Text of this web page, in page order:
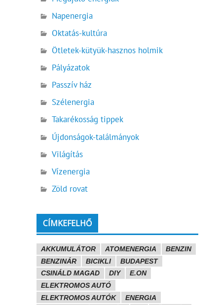
Napenergia
Oktatás-kultúra
Ötletek-kütyük-hasznos holmik
Pályázatok
Passzív ház
Szélenergia
Takarékosság tippek
Újdonságok-találmányok
Világítás
Vízenergia
Zöld rovat
CÍMKEFELHŐ
AKKUMULÁTOR ATOMENERGIA
BENZIN
BENZINÁR
BICIKLI
BUDAPEST
CSINÁLD MAGAD
DIY
E.ON
ELEKTROMOS AUTÓ
ELEKTROMOS AUTÓK
ENERGIA